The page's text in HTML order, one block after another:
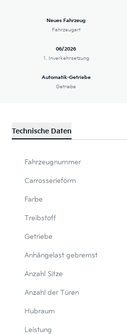
Neues Fahrzeug
Fahrzeugart
06/2026
1. Inverkehrsetzung
Automatik-Getriebe
Getriebe
Technische Daten
Fahrzeugnummer
Carrosserieform
Farbe
Treibstoff
Getriebe
Anhängelast gebremst
Anzahl Sitze
Anzahl der Türen
Hubraum
Leistung